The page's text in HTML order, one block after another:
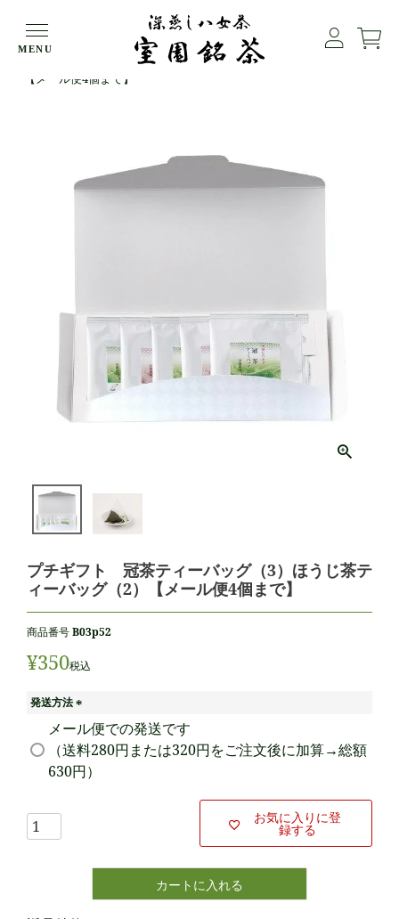
MENU
HOME
プチギフト 冠茶ティーバッグ（3）ほうじ茶ティーバッグ（2）
【メール便4個まで】
プチギフト 冠茶ティーバッグ（3）ほうじ茶テ
ィーバッグ（2）【メール便4個まで】
商品番号 B03p52
¥350税込
発送方法
(
必
須
)
メール便での発送です
（送料280円または320円をご注文後に加算→総額
630円）
お気に入りに登
録する
カートに入れる